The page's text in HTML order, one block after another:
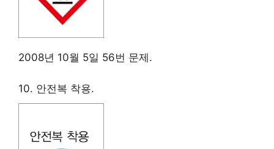
2008년 10월 5일 56번 문제.
10. 안전복 착용.